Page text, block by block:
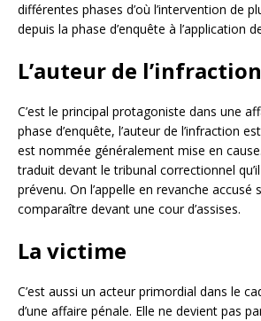
différentes phases d’où l’intervention de
depuis la phase d’enquête à l’application
L’auteur de l’infraction
C’est le principal protagoniste dans une
phase d’enquête, l’auteur de l’infraction
est nommée généralement mise en cause.
traduit devant le tribunal correctionnel
prévenu. On l’appelle en revanche accusé
comparaître devant une cour d’assises.
La victime
C’est aussi un acteur primordial dans le
d’une affaire pénale. Elle ne devient pas